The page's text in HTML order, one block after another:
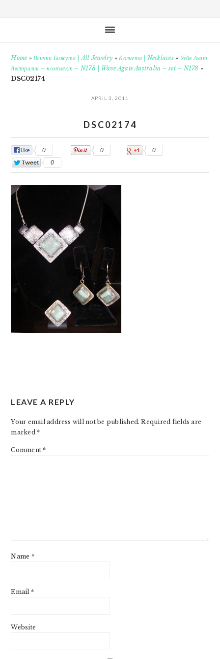
Home»Всички Бижута | All Jewelry »Колиета | Necklaces» Уейв Ахат
Австралия – комплект – N178 | Wave Agate Australia – set – N178 »
DSC02174
APRIL 3, 2011
DSC02174
0 0
0
0
INTERACTIONS
LEAVE A REPLY
Your email address will not be published. Required fields are
marked*
Comment*
Name *
Email *
Website